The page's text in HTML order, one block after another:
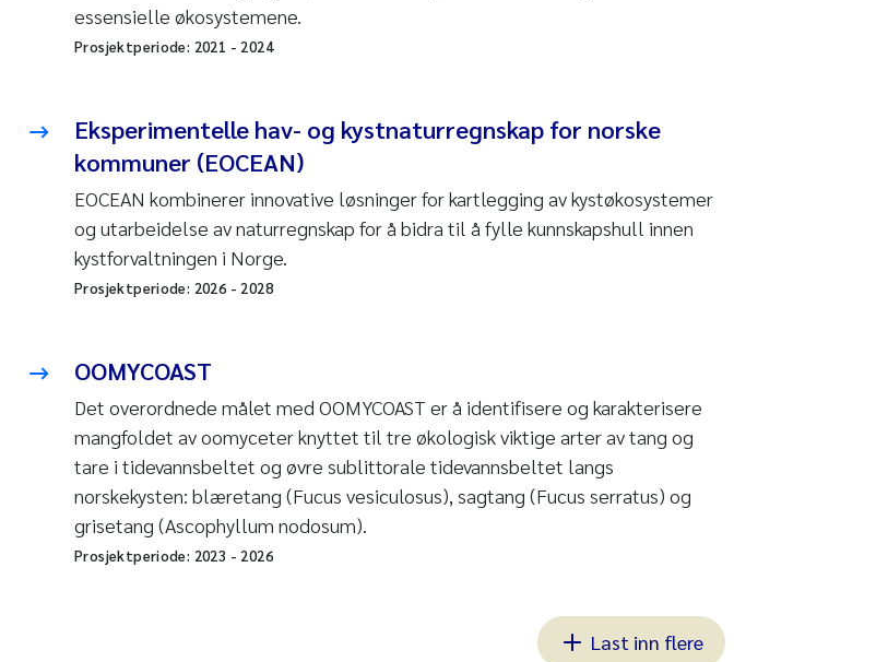
essensielle økosystemene.
Prosjektperiode: 2021 - 2024
Eksperimentelle hav- og kystnaturregnskap for norske
kommuner (EOCEAN)
EOCEAN kombinerer innovative løsninger for kartlegging av kystøkosystemer
og utarbeidelse av naturregnskap for å bidra til å fylle kunnskapshull innen
kystforvaltningen i Norge.
Prosjektperiode: 2026 - 2028
OOMYCOAST
Det overordnede målet med OOMYCOAST er å identifisere og karakterisere
mangfoldet av oomyceter knyttet til tre økologisk viktige arter av tang og
tare i tidevannsbeltet og øvre sublittorale tidevannsbeltet langs
norskekysten: blæretang (Fucus vesiculosus), sagtang (Fucus serratus) og
grisetang (Ascophyllum nodosum).
Prosjektperiode: 2023 - 2026
Last inn flere